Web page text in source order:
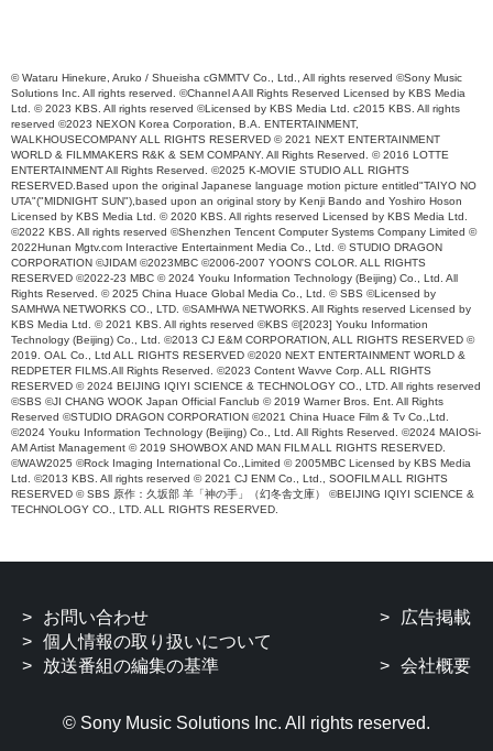
© Wataru Hinekure, Aruko / Shueisha cGMMTV Co., Ltd., All rights reserved ©Sony Music
Solutions Inc. All rights reserved. ©Channel A All Rights Reserved Licensed by KBS Media
Ltd. © 2023 KBS. All rights reserved ©Licensed by KBS Media Ltd. c2015 KBS. All rights
reserved ©2023 NEXON Korea Corporation, B.A. ENTERTAINMENT,
WALKHOUSECOMPANY ALL RIGHTS RESERVED © 2021 NEXT ENTERTAINMENT
WORLD & FILMMAKERS R&K & SEM COMPANY. All Rights Reserved. © 2016 LOTTE
ENTERTAINMENT All Rights Reserved. ©2025 K-MOVIE STUDIO ALL RIGHTS
RESERVED.Based upon the original Japanese language motion picture entitled"TAIYO NO
UTA"("MIDNIGHT SUN"),based upon an original story by Kenji Bando and Yoshiro Hoson
Licensed by KBS Media Ltd. © 2020 KBS. All rights reserved Licensed by KBS Media Ltd.
©2022 KBS. All rights reserved ©Shenzhen Tencent Computer Systems Company Limited ©
2022Hunan Mgtv.com Interactive Entertainment Media Co., Ltd. © STUDIO DRAGON
CORPORATION ©JIDAM ©2023MBC ©2006-2007 YOON'S COLOR. ALL RIGHTS
RESERVED ©2022-23 MBC © 2024 Youku Information Technology (Beijing) Co., Ltd. All
Rights Reserved. © 2025 China Huace Global Media Co., Ltd. © SBS ©Licensed by
SAMHWA NETWORKS CO., LTD. ©SAMHWA NETWORKS. All Rights reserved Licensed by
KBS Media Ltd. © 2021 KBS. All rights reserved ©KBS ©[2023] Youku Information
Technology (Beijing) Co., Ltd. ©2013 CJ E&M CORPORATION, ALL RIGHTS RESERVED ©
2019. OAL Co., Ltd ALL RIGHTS RESERVED ©2020 NEXT ENTERTAINMENT WORLD &
REDPETER FILMS.All Rights Reserved. ©2023 Content Wavve Corp. ALL RIGHTS
RESERVED © 2024 BEIJING IQIYI SCIENCE & TECHNOLOGY CO., LTD. All rights reserved
©SBS ©JI CHANG WOOK Japan Official Fanclub © 2019 Warner Bros. Ent. All Rights
Reserved ©STUDIO DRAGON CORPORATION ©2021 China Huace Film & Tv Co.,Ltd.
©2024 Youku Information Technology (Beijing) Co., Ltd. All Rights Reserved. ©2024 MAIOSi-
AM Artist Management © 2019 SHOWBOX AND MAN FILM ALL RIGHTS RESERVED.
©WAW2025 ©Rock Imaging International Co.,Limited © 2005MBC Licensed by KBS Media
Ltd. ©2013 KBS. All rights reserved © 2021 CJ ENM Co., Ltd., SOOFILM ALL RIGHTS
RESERVED © SBS 原作：久坂部 羊「神の手」（幻冬舎文庫） ©BEIJING IQIYI SCIENCE &
TECHNOLOGY CO., LTD. ALL RIGHTS RESERVED.
お問い合わせ
広告掲載
個人情報の取り扱いについて
放送番組の編集の基準
会社概要
© Sony Music Solutions Inc. All rights reserved.